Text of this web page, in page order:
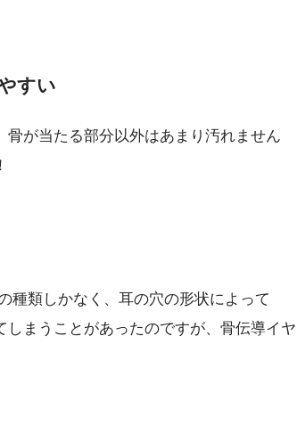
すい
が当たる部分以外はあまり汚れません
種類しかなく、耳の穴の形状によって
まうことがあったのですが、骨伝導イヤ